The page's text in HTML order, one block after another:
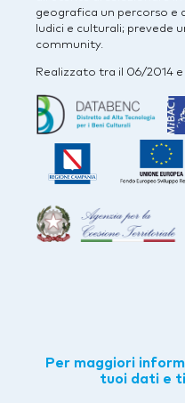
geografica un percorso e
ludici e culturali; prevede
community.
Realizzato tra il 06/2014 e
Per maggiori
tuoi dati e